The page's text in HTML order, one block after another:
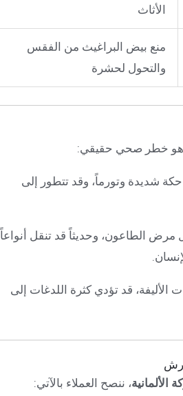
الأثاث
منع بيض البراغيث من الفقس
والتحول لحشرة
هو خطر صحي حقيقي:
شديدة وتورماً، وقد تتطور إلى
مرض الطاعون، وحديثاً قد تنقل أنواعاً
الأليفة، قد تؤدي كثرة اللدغات إلى
الألمانية، ننصح العملاء بالآتي: